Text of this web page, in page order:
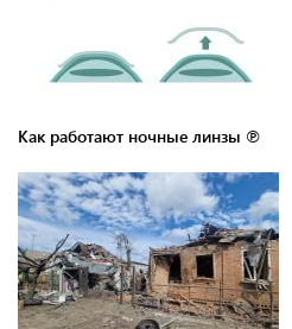
Как работают ночные линзы ℗